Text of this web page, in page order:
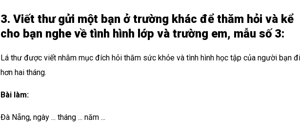
3. Viết thư gửi một bạn ở trường khác để thăm hỏi và kể
cho bạn nghe về tình hình lớp và trường em, mẫu số 3:
Lá thư được viết nhằm mục đích hỏi thăm sức khỏe và tình hình học tập của người bạn
hơn hai tháng.
Bài làm:
Đà Nẵng, ngày ... tháng ... năm ...